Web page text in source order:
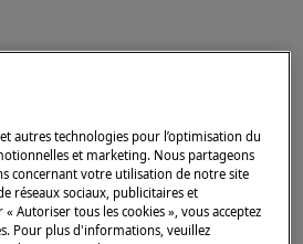
pour obstruction.
autres technologies pour l’optimisation du
et marketing. Nous partageons
concernant votre utilisation de notre site
réseaux sociaux, publicitaires et
Autoriser tous les cookies », vous acceptez
Pour plus d'informations, veuillez